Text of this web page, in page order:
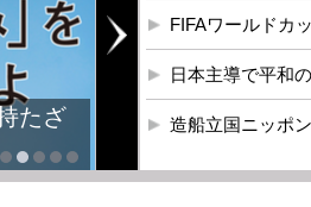
たざ
FIFAワールドカ
日本主導で平和
造船立国ニッポ